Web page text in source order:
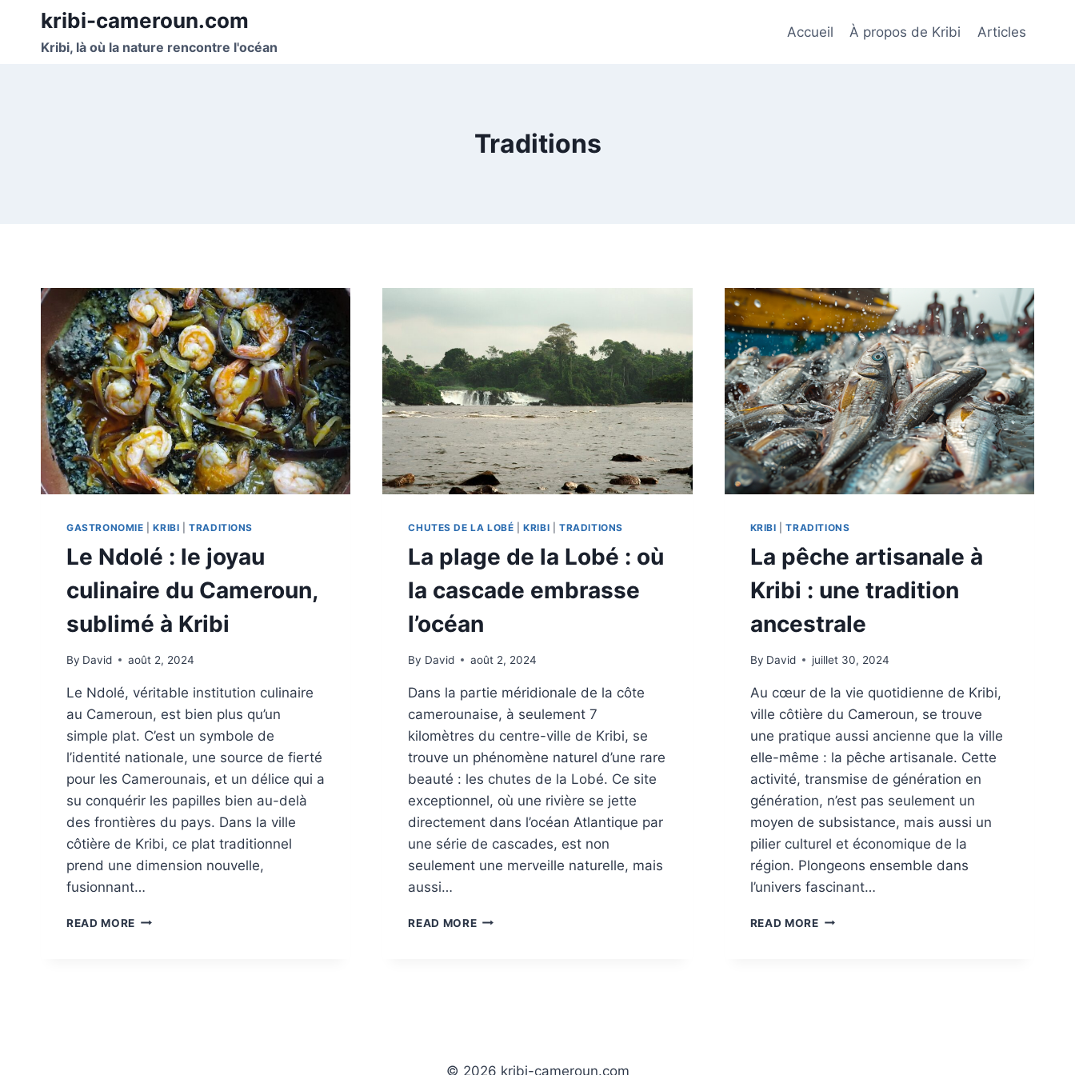
content
kribi-cameroun.com
Kribi, là où la nature rencontre l'océan
Accueil À propos de Kribi Articles
Traditions
GASTRONOMIE |KRIBI |TRADITIONS
Le Ndolé : le joyau
culinaire du Cameroun,
sublimé à Kribi
By David août 2, 2024
Le Ndolé, véritable institution culinaire
au Cameroun, est bien plus qu’un
simple plat. C’est un symbole de
l’identité nationale, une source de fierté
pour les Camerounais, et un délice qui a
su conquérir les papilles bien au-delà
des frontières du pays. Dans la ville
côtière de Kribi, ce plat traditionnel
prend une dimension nouvelle,
fusionnant…
READ MORE LE
CHUTES DE LA LOBÉ |KRIBI |TRADITIONS
La plage de la Lobé : où
la cascade embrasse
l’océan
By David août 2, 2024
Dans la partie méridionale de la côte
camerounaise, à seulement 7
kilomètres du centre-ville de Kribi, se
trouve un phénomène naturel d’une rare
beauté : les chutes de la Lobé. Ce site
exceptionnel, où une rivière se jette
directement dans l’océan Atlantique par
une série de cascades, est non
seulement une merveille naturelle, mais
aussi…
READ MORELA
EMBRASSE
KRIBI |TRADITIONS
La pêche artisanale à
Kribi : une tradition
ancestrale
By David juillet 30, 2024
Au cœur de la vie quotidienne de Kribi,
ville côtière du Cameroun, se trouve
une pratique aussi ancienne que la ville
elle-même : la pêche artisanale. Cette
activité, transmise de génération en
génération, n’est pas seulement un
moyen de subsistance, mais aussi un
pilier culturel et économique de la
région. Plongeons ensemble dans
l’univers fascinant…
READ MORELA
© 2026 kribi-cameroun.com